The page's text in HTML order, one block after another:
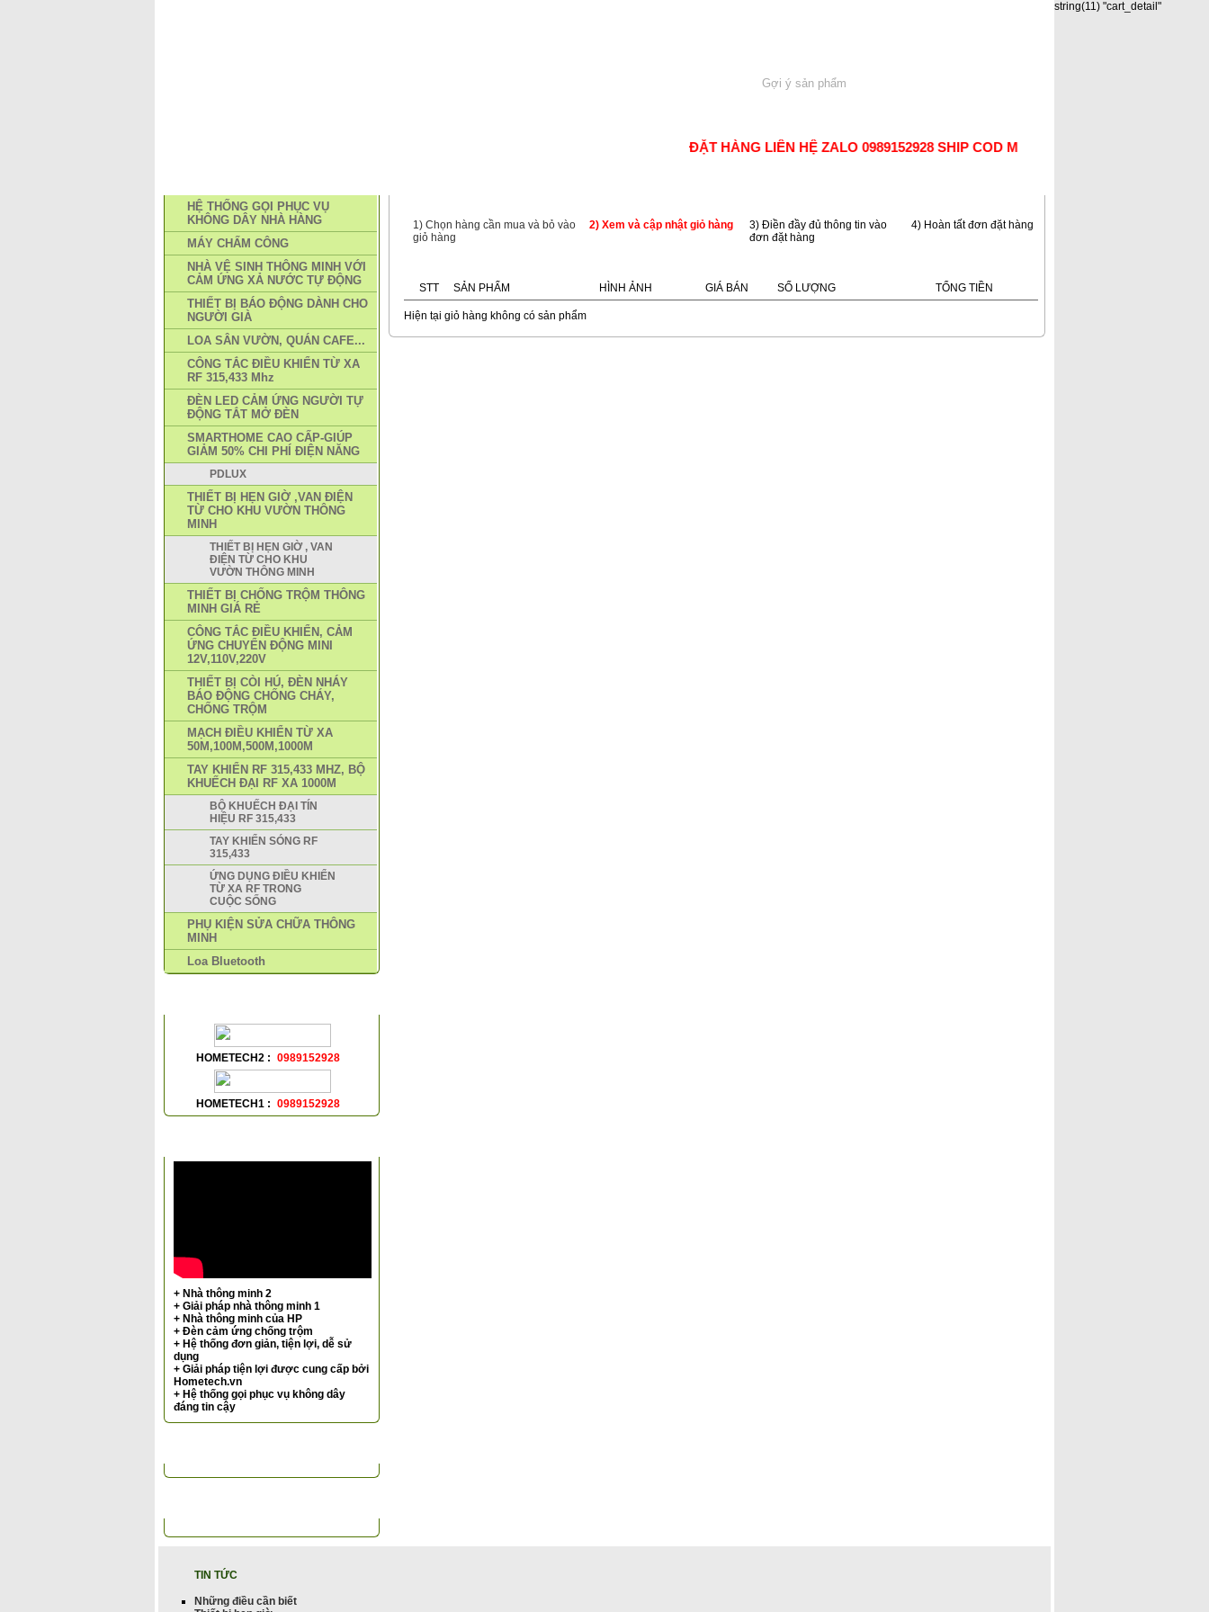
ĐẶT HÀNG LIÊN HỆ ZALO 0989152928 SHIP COD MỌI MIỀN TỔ QUỐC.THANK
HỆ THỐNG GỌI PHỤC VỤ
KHÔNG DÂY NHÀ HÀNG
MÁY CHẤM CÔNG
NHÀ VỆ SINH THÔNG MINH VỚI
CẢM ỨNG XẢ NƯỚC TỰ ĐỘNG
THIẾT BỊ BÁO ĐỘNG DÀNH CHO
NGƯỜI GIÀ
LOA SÂN VƯỜN, QUÁN CAFE...
CÔNG TẮC ĐIỀU KHIỂN TỪ XA
RF 315,433 Mhz
ĐÈN LED CẢM ỨNG NGƯỜI TỰ
ĐỘNG TẮT MỞ ĐÈN
SMARTHOME CAO CẤP-GIÚP
GIẢM 50% CHI PHÍ ĐIỆN NĂNG
PDLUX
THIẾT BỊ HẸN GIỜ ,VAN ĐIỆN
TỪ CHO KHU VƯỜN THÔNG
MINH
THIẾT BỊ HẸN GIỜ , VAN
ĐIỆN TỪ CHO KHU
VƯỜN THÔNG MINH
THIẾT BỊ CHỐNG TRỘM THÔNG
MINH GIÁ RẺ
CÔNG TẮC ĐIỀU KHIỂN, CẢM
ỨNG CHUYỂN ĐỘNG MINI
12V,110V,220V
THIẾT BỊ CÒI HÚ, ĐÈN NHÁY
BÁO ĐỘNG CHỐNG CHÁY,
CHỐNG TRỘM
MẠCH ĐIỀU KHIỂN TỪ XA
50M,100M,500M,1000M
TAY KHIỂN RF 315,433 MHZ, BỘ
KHUẾCH ĐẠI RF XA 1000M
BỘ KHUẾCH ĐẠI TÍN
HIỆU RF 315,433
TAY KHIỂN SÓNG RF
315,433
ỨNG DỤNG ĐIỀU KHIỂN
TỪ XA RF TRONG
CUỘC SỐNG
PHỤ KIỆN SỬA CHỮA THÔNG
MINH
Loa Bluetooth
HOMETECH2 : 0989152928
HOMETECH1 : 0989152928
+ Nhà thông minh 2
+ Giải pháp nhà thông minh 1
+ Nhà thông minh của HP
+ Đèn cảm ứng chống trộm
+ Hệ thống đơn giản, tiện lợi, dễ sử
dụng
+ Giải pháp tiện lợi được cung cấp bởi
Hometech.vn
+ Hệ thống gọi phục vụ không dây
đáng tin cậy
1) Chọn hàng cần mua và bỏ vào
giỏ hàng
2) Xem và cập nhật giỏ hàng
3) Điền đầy đủ thông tin vào
đơn đặt hàng
4) Hoàn tất đơn đặt hàng
STT SẢN PHẨM HÌNH ẢNH GIÁ BÁN SỐ LƯỢNG TỔNG TIỀN
Hiện tại giỏ hàng không có sản phẩm
TIN TỨC
Những điều cần biết
string(11) "cart_detail"